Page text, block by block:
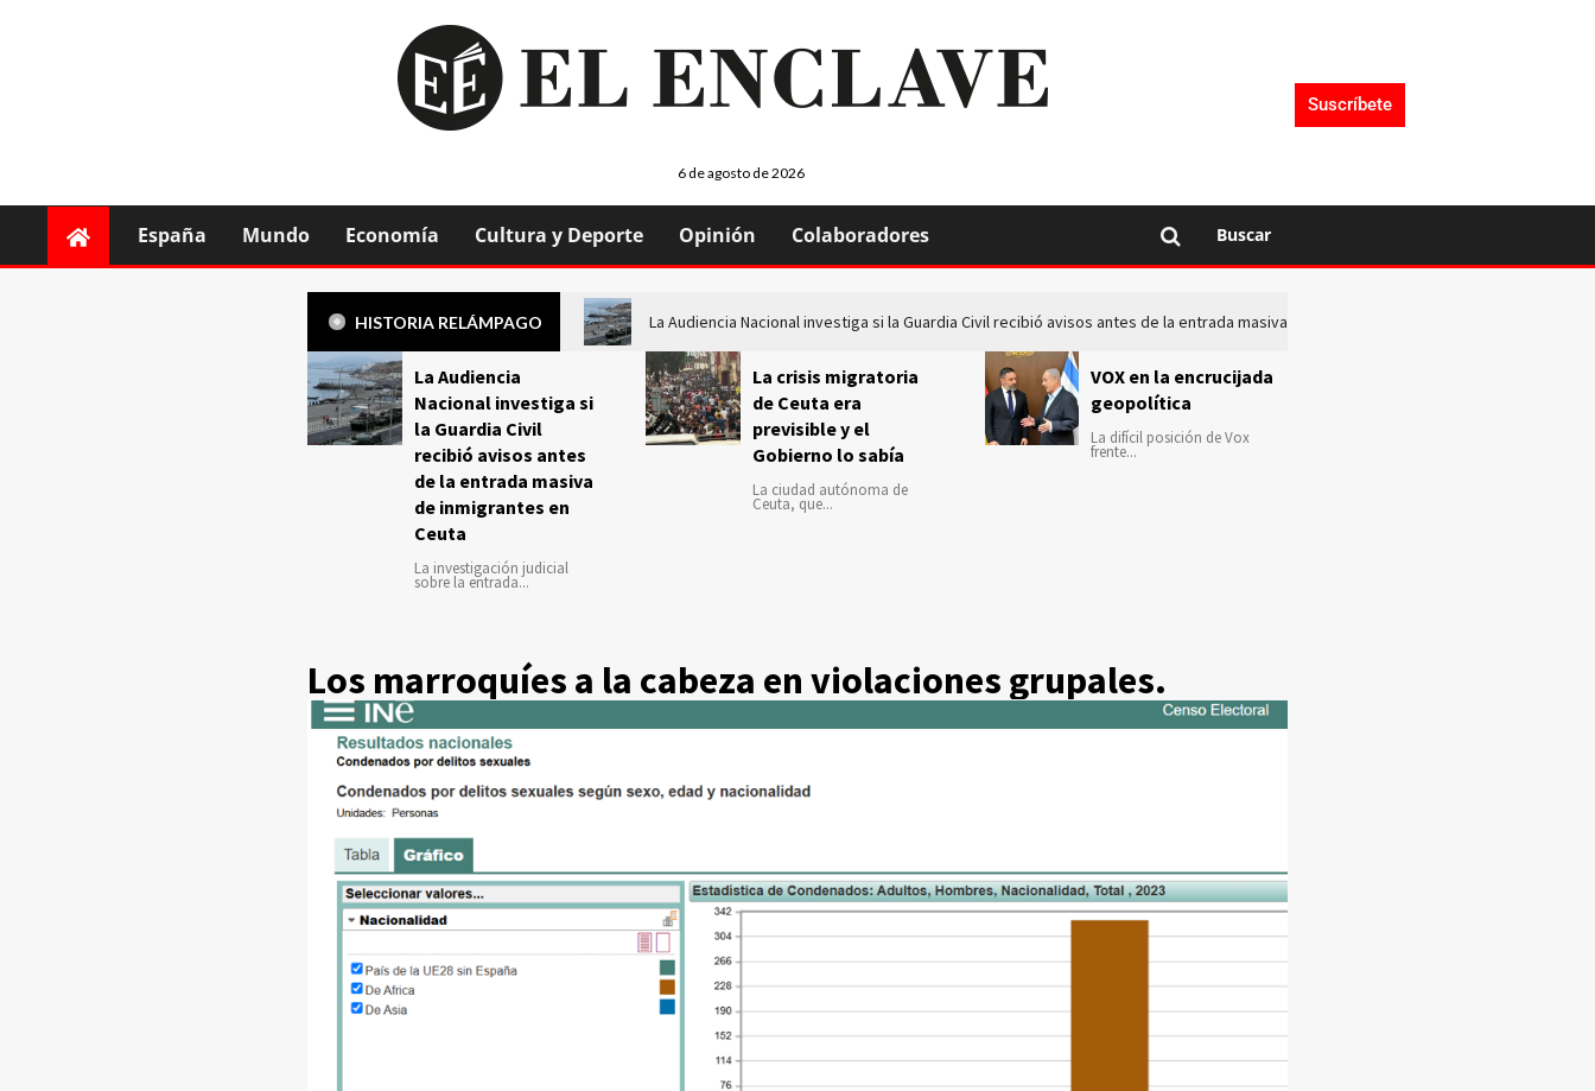
6 de agosto de 2026
Suscríbete
España Mundo Economía Cultura y Deporte Opinión Colaboradores Buscar
HISTORIA RELÁMPAGO La Audiencia Nacional investiga si la Guardia Civil recibió avisos antes de la entrada masiva de inmigrantes en Ceuta
La Audiencia
Nacional investiga si
la Guardia Civil
recibió avisos antes
de la entrada masiva
de inmigrantes en
Ceuta
La investigación judicial
sobre la entrada...
La crisis migratoria
de Ceuta era
previsible y el
Gobierno lo sabía
La ciudad autónoma de
Ceuta, que...
VOX en la encrucijada
geopolítica
La difícil posición de Vox
frente...
Los marroquíes a la cabeza en violaciones grupales.